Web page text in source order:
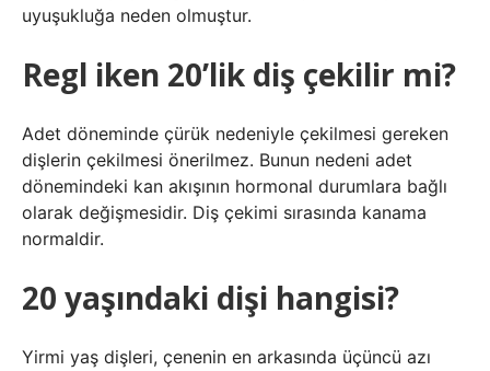
uyuşukluğa neden olmuştur.
Regl iken 20’lik diş çekilir mi?
Adet döneminde çürük nedeniyle çekilmesi gereken
dişlerin çekilmesi önerilmez. Bunun nedeni adet
dönemindeki kan akışının hormonal durumlara bağlı
olarak değişmesidir. Diş çekimi sırasında kanama
normaldir.
20 yaşındaki dişi hangisi?
Yirmi yaş dişleri, çenenin en arkasında üçüncü azı